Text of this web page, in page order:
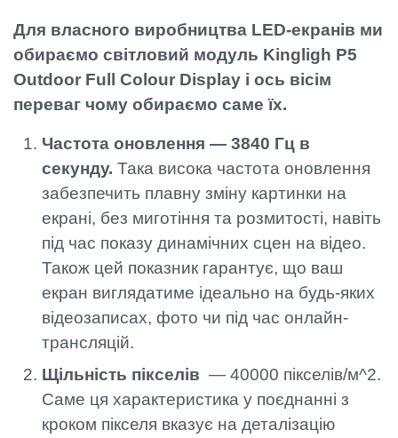
Для власного виробництва LED-екранів ми
обираємо світловий модуль Kingligh P5
Outdoor Full Colour Display і ось вісім
переваг чому обираємо саме їх.
Частота оновлення — 3840 Гц в
секунду. Така висока частота оновлення
забезпечить плавну зміну картинки на
екрані, без миготіння та розмитості, навіть
під час показу динамічних сцен на відео.
Також цей показник гарантує, що ваш
екран виглядатиме ідеально на будь-яких
відеозаписах, фото чи під час онлайн-
трансляцій.
Щільність пікселів — 40000 пікселів/м^2.
Саме ця характеристика у поєднанні з
кроком пікселя вказує на деталізацію